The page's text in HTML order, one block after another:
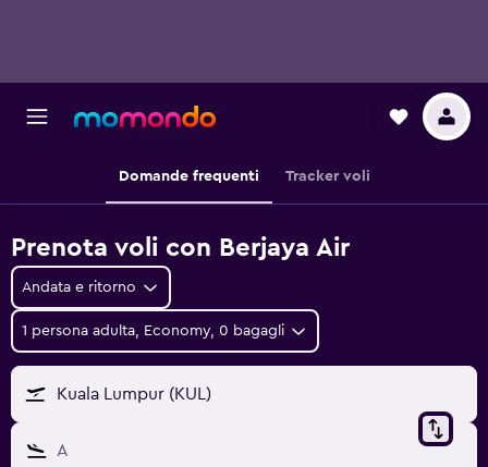
Domande frequenti Tracker voli
Prenota voli con Berjaya Air
Andata e ritorno
1 persona adulta, Economy, 0 bagagli
Kuala Lumpur (KUL)
A